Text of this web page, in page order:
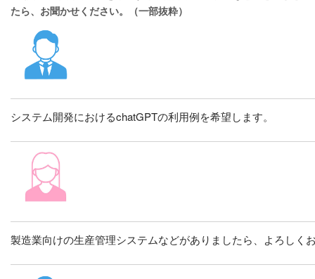
たら、お聞かせください。（一部抜粋）
システム開発におけるchatGPTの利用例を希望します。
製造業向けの生産管理システムなどがありましたら、よろしく